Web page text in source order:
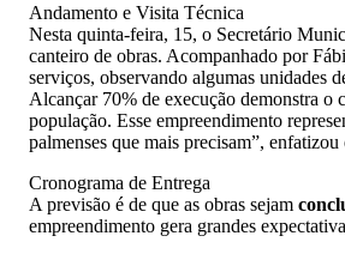
Andamento e Visita Técnica
Nesta quinta-feira, 15, o Secretário
canteiro de obras. Acompanhado por
serviços, observando algumas unidades
Alcançar 70% de execução demonstra o
população. Esse empreendimento
palmenses que mais precisam”, enfatizou
Cronograma de Entrega
A previsão é de que as obras sejam
empreendimento gera grandes